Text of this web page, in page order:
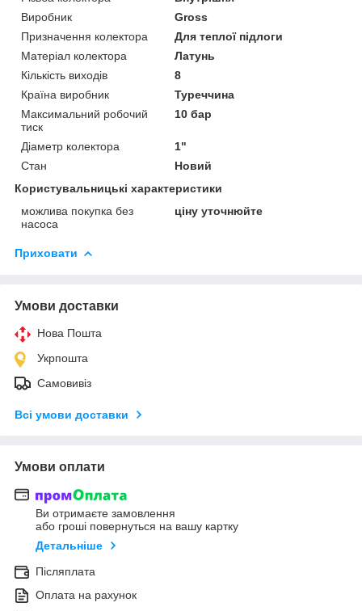
Виробник
Gross
Призначення колектора
Для теплої підлоги
Матеріал колектора
Латунь
Кількість виходів
8
Країна виробник
Туреччина
Максимальний робочий
тиск
10 бар
Діаметр колектора
1"
Стан
Новий
Користувальницькі характеристики
можлива покупка без
насоса
ціну уточнюйте
Приховати
Умови доставки
Нова Пошта
Укрпошта
Самовивіз
Всі умови доставки
Умови оплати
Ви отримаєте замовлення
або гроші повернуться на вашу картку
Детальніше
Післяплата
Оплата на рахунок